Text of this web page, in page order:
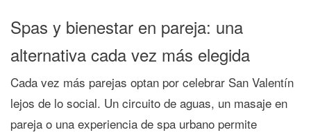
Spas y bienestar en pareja: una
alternativa cada vez más elegida
Cada vez más parejas optan por celebrar San Valentín
lejos de lo social. Un circuito de aguas, un masaje en
pareja o una experiencia de spa urbano permite